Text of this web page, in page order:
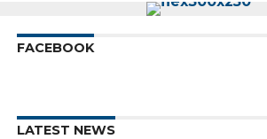
FACEBOOK
LATEST NEWS